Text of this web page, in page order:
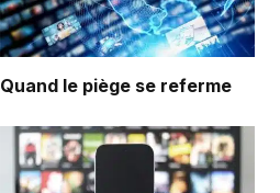
Quand le piège se referme